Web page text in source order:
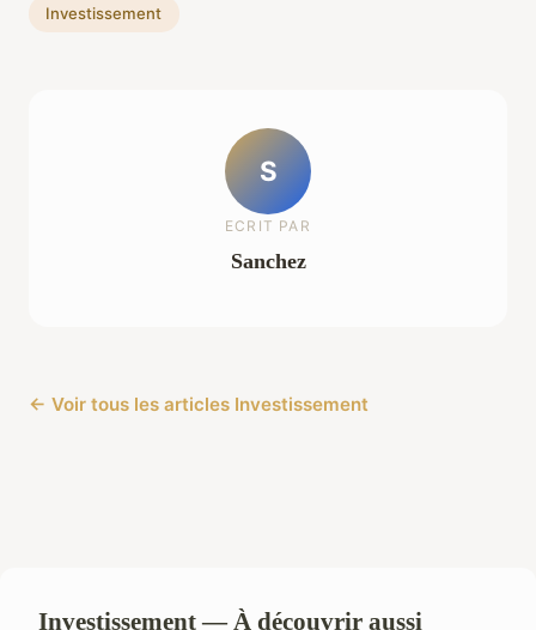
Investissement
S
ECRIT PAR
Sanchez
← Voir tous les articles Investissement
Investissement — À découvrir aussi